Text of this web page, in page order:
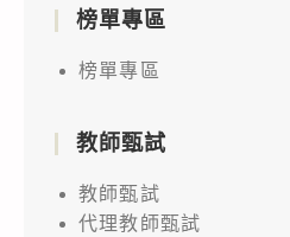
榜單專區
榜單專區
教師甄試
教師甄試
代理教師甄試